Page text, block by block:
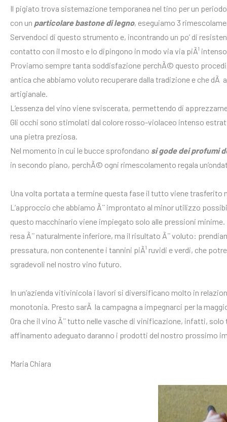
Il pigiato trova sistemazione temporanea nel tino per un periodo
con un particolare bastone di legno, eseguiamo 3
Servendoci di questo strumento e, incontrando un po’ di
contatto con il mosto e lo dipingono in modo via via piÃ¹
Proviamo sempre tanta soddisfazione perchÃ© questo
antica che abbiamo voluto recuperare dalla tradizione e che dÃ
artigianale.
L’essenza del vino viene sviscerata, permettendo di
Gli occhi sono stimolati dal colore rosso-violaceo intenso
una pietra preziosa.
Nel momento in cui le bucce sprofondano si gode dei profumi
in secondo piano, perchÃ© ogni rimescolamento regala
Una volta portata a termine questa fase il tutto viene trasferito
L’approccio che abbiamo Ã¨ improntato al minor utilizzo
questo macchinario viene impiegato solo alle pressioni minime.
resa Ã¨ naturalmente inferiore, ma il risultato Ã¨ voluto:
pressatura, non contenente i tannini piÃ¹ ruvidi e verdi, che
sgradevoli nel nostro vino futuro.
In un’azienda vitivinicola i lavori si diversificano molto in
monotonia. Presto sarÃ la campagna a impegnarci per la
Ora che il vino Ã¨ tutto nelle vasche di vinificazione, infatti,
affinamento adeguato daranno i prodotti del nostro prossimo
Maria Chiara